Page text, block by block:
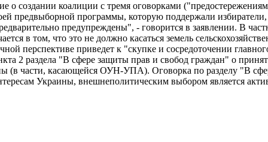
о создании коалиции с тремя оговорками
предвыборной программы, которую поддержали
предупреждены", - говорится в заявлении. В
в том, что это не должно касаться земель
перспективе приведет к "скупке и сосредоточении
2 раздела "В сфере защиты прав и свобод граждан" о
(в части, касающейся ОУН-УПА). Оговорка по разделу "В
Украины, внешнеполитическим выбором является